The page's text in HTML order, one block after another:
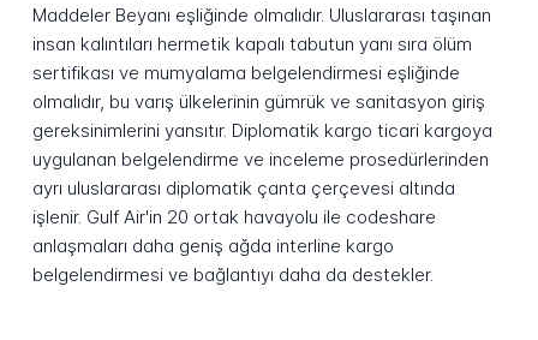
Maddeler Beyanı eşliğinde olmalıdır. Uluslararası taşınan
insan kalıntıları hermetik kapalı tabutun yanı sıra ölüm
sertifikası ve mumyalama belgelendirmesi eşliğinde
olmalıdır, bu varış ülkelerinin gümrük ve sanitasyon giriş
gereksinimlerini yansıtır. Diplomatik kargo ticari kargoya
uygulanan belgelendirme ve inceleme prosedürlerinden
ayrı uluslararası diplomatik çanta çerçevesi altında
işlenir. Gulf Air'in 20 ortak havayolu ile codeshare
anlaşmaları daha geniş ağda interline kargo
belgelendirmesi ve bağlantıyı daha da destekler.